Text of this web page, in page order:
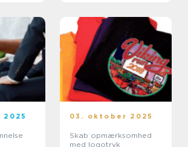
03. oktober 2025
Skab opmærksomhed
med logotryk